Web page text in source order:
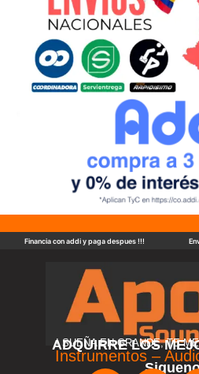
Financia con addi y paga despues !!!
ADQUIRRE LOS
! SUEÑA EN GRANDE, TE
Instrumentos –